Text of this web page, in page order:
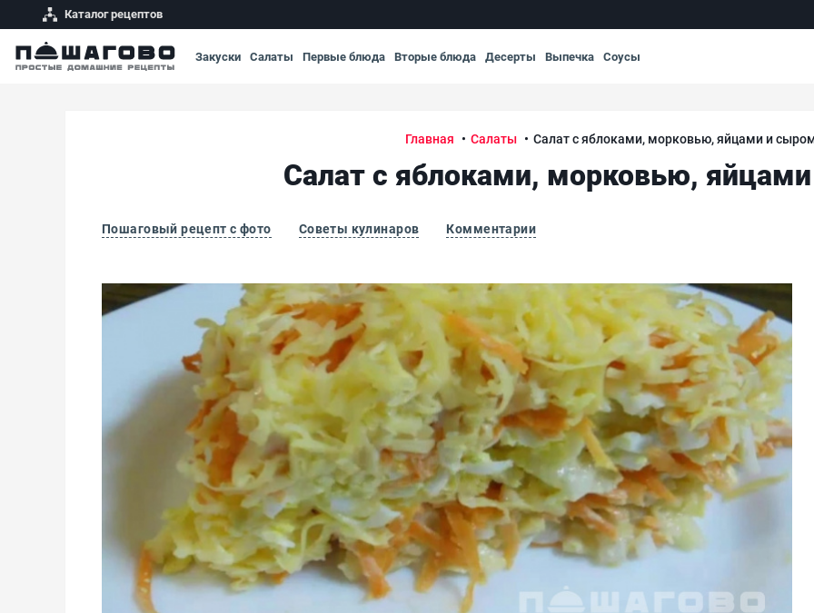
Каталог рецептов
Закуски Салаты Первые блюда Вторые блюда Десерты Выпечка Соусы
Главная Салаты Салат с яблоками, морковью, яйцами и
Салат с яблоками, морковью,
Пошаговый рецепт с фото Советы кулинаров Комментарии
Салат с яблоками, морковью, яйцами и сыром